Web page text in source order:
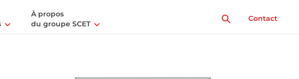
À propos
du groupe SCET
Contact